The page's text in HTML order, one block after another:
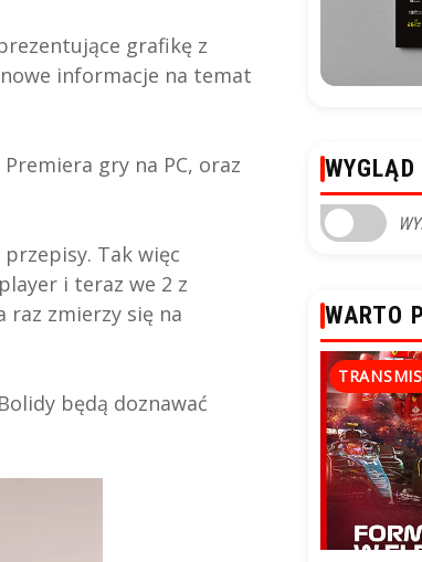
grafikę z
informacje na temat
gry na PC, oraz
Tak więc
i teraz we 2 z
raz zmierzy się na
będą doznawać
WARTO